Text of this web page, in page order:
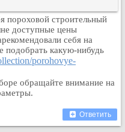
пороховой строительный
доступные цены
себя на
какую-нибудь
porohovye-
обращайте внимание на
Ответить